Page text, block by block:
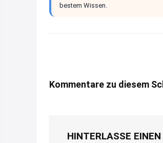
bestem Wissen.
Kommentare zu diesem
HINTERLASSE